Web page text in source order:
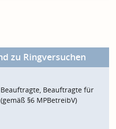
zu Ringversuchen
Beauftragte für
§6 MPBetreibV)